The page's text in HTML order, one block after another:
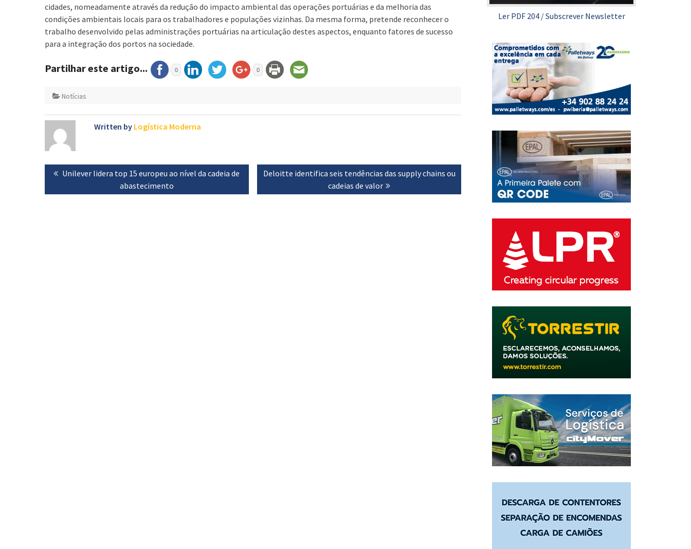
cidades, nomeadamente através da redução do impacto ambiental das operações portuárias e da melhoria das
condições ambientais locais para os trabalhadores e populações vizinhas. Da mesma forma, pretende reconhecer o
trabalho desenvolvido pelas administrações portuárias na articulação destes aspectos, enquanto fatores de sucesso
para a integração dos portos na sociedade.
Partilhar este artigo... 0 0
Notícias
Written by Logística Moderna
Navegação
de
artigos
Previous
Unilever lidera top 15 europeu ao nível da cadeia de
abastecimento
Next
Deloitte identifica seis tendências das supply chains ou
cadeias de valor
Ler PDF 204/Subscrever Newsletter